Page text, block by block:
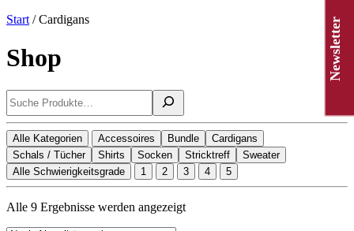
Start / Cardigans
Shop
Suchen
Alle Kategorien Accessoires Bundle
Cardigans
Schals / Tücher
Shirts Socken Stricktreff
Sweater
Alle Schwierigkeitsgrade
1 2 3 4 5
Alle 9 Ergebnisse werden angezeigtNach
Newsletter